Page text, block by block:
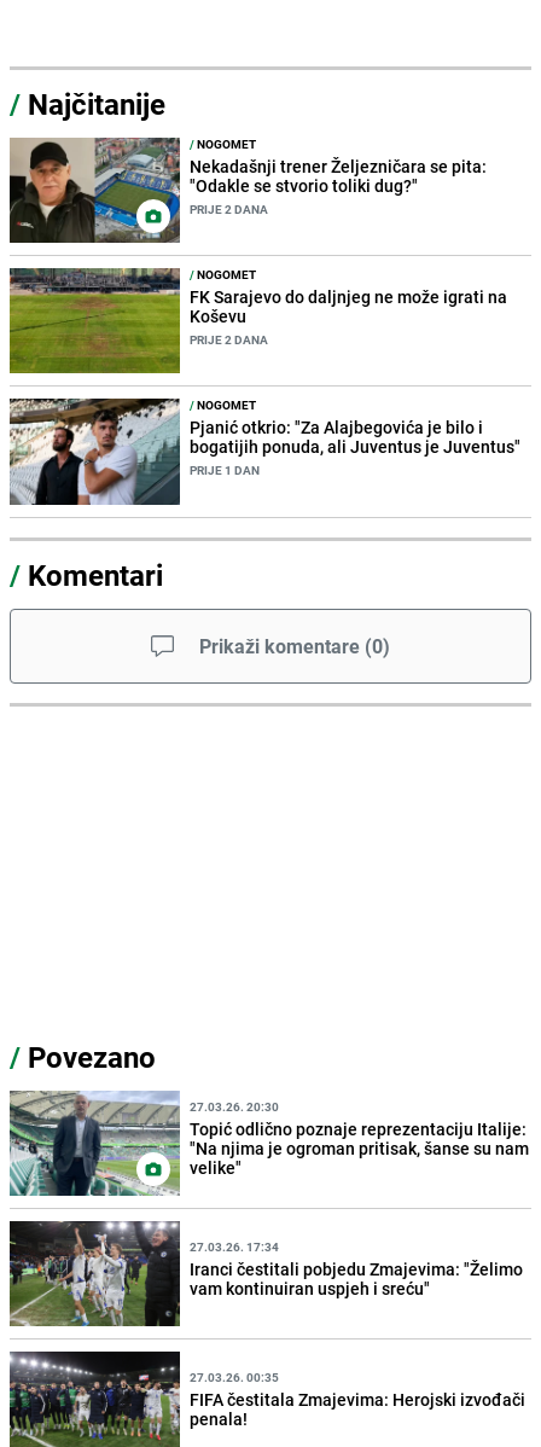
/ Najčitanije
/NOGOMET
Nekadašnji trener Željezničara se pita:
"Odakle se stvorio toliki dug?"
PRIJE 2 DANA
/NOGOMET
FK Sarajevo do daljnjeg ne može igrati na
Koševu
PRIJE 2 DANA
/NOGOMET
Pjanić otkrio: "Za Alajbegovića je bilo i
bogatijih ponuda, ali Juventus je Juventus"
PRIJE 1 DAN
/ Komentari
Prikaži komentare (0)
/ Povezano
27.03.26. 20:30
Topić odlično poznaje reprezentaciju Italije:
"Na njima je ogroman pritisak, šanse su nam
velike"
27.03.26. 17:34
Iranci čestitali pobjedu Zmajevima: "Želimo
vam kontinuiran uspjeh i sreću"
27.03.26. 00:35
FIFA čestitala Zmajevima: Herojski izvođači
penala!